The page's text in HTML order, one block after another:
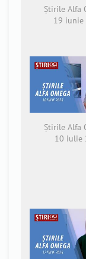
Știrile Alfa
19 iunie
Știrile Alfa
10 iulie